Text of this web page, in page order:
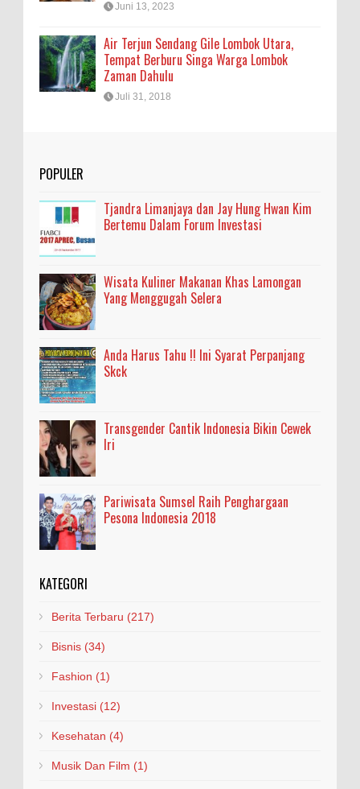
Juni 13, 2023
Air Terjun Sendang Gile Lombok Utara,
Tempat Berburu Singa Warga Lombok
Zaman Dahulu
Juli 31, 2018
POPULER
Tjandra Limanjaya dan Jay Hung Hwan Kim
Bertemu Dalam Forum Investasi
Wisata Kuliner Makanan Khas Lamongan
Yang Menggugah Selera
Anda Harus Tahu !! Ini Syarat Perpanjang
Skck
Transgender Cantik Indonesia Bikin Cewek
Iri
Pariwisata Sumsel Raih Penghargaan
Pesona Indonesia 2018
KATEGORI
Berita Terbaru (217)
Bisnis (34)
Fashion (1)
Investasi (12)
Kesehatan (4)
Musik Dan Film (1)